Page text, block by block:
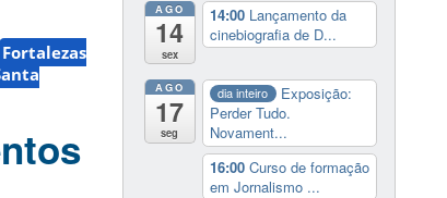
Fortalezas
AGO
14
sex
14:00 Lançamento da
cinebiografia de D...
AGO
17
seg
dia inteiro
Exposição:
Perder Tudo.
Novament...
16:00 Curso de formação
em Jornalismo ...